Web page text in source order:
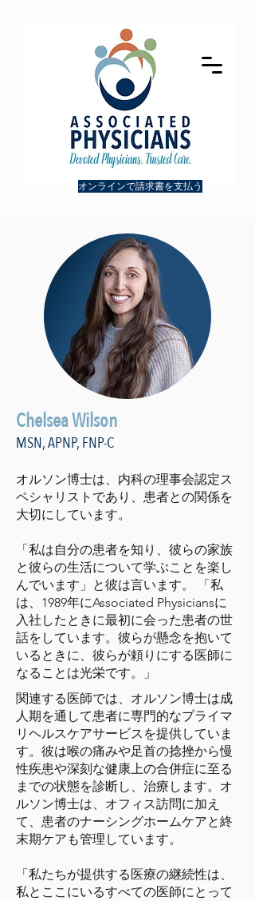
オンラインで請求書を支払う
Chelsea Wilson
MSN, APNP, FNP-C
オルソン博士は、内科の理事会認定ス
ペシャリストであり、患者との関係を
大切にしています。
「私は自分の患者を知り、彼らの家族
と彼らの生活について学ぶことを楽し
んでいます」と彼は言います。 「私
は、1989年にAssociated Physiciansに
入社したときに最初に会った患者の世
話をしています。彼らが懸念を抱いて
いるときに、彼らが頼りにする医師に
なることは光栄です。」
関連する医師では、オルソン博士は成
人期を通して患者に専門的なプライマ
リヘルスケアサービスを提供していま
す。彼は喉の痛みや足首の捻挫から慢
性疾患や深刻な健康上の合併症に至る
までの状態を診断し、治療します。オ
ルソン博士は、オフィス訪問に加え
て、患者のナーシングホームケアと終
末期ケアも管理しています。
「私たちが提供する医療の継続性は、
私とここにいるすべての医師にとって